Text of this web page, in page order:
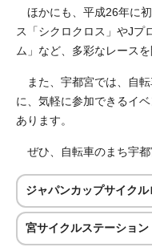
ほかにも、平成26年に
ス「シクロクロス」やJプ
ム」など、多彩なレースを
また、宇都宮では、自転
に、気軽に参加できるイ
あります。
ぜひ、自転車のまち宇都
ジャパンカップサイクル
宮サイクルステーション